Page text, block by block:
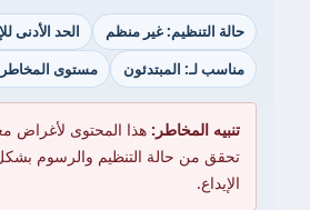
حالة التنظيم: غير منظم
الحد الأدنى
مناسب لـ: المبتدئون
مستوى
تنبيه المخاطر: هذا المحتوى لأغراض
تحقق من حالة التنظيم والرسوم
الإيداع.